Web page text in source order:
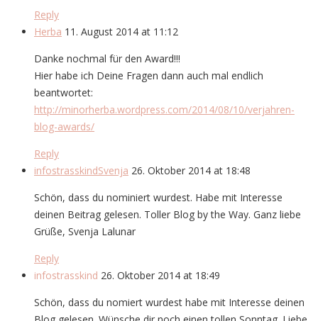
Reply
Herba 11. August 2014 at 11:12
Danke nochmal für den Award!!!
Hier habe ich Deine Fragen dann auch mal endlich
beantwortet:
http://minorherba.wordpress.com/2014/08/10/verjahren-
blog-awards/
Reply
infostrasskindSvenja 26. Oktober 2014 at 18:48
Schön, dass du nominiert wurdest. Habe mit Interesse
deinen Beitrag gelesen. Toller Blog by the Way. Ganz liebe
Grüße, Svenja Lalunar
Reply
infostrasskind 26. Oktober 2014 at 18:49
Schön, dass du nomiert wurdest habe mit Interesse deinen